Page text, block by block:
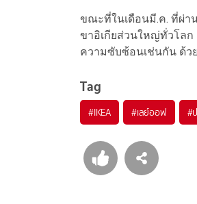
ขณะที่ในเดือนมี.ค. ที่ผ่า
ขาอิเกียส่วนใหญ่ทั่วโลก
ความซับซ้อนเช่นกัน ด้ว
Tag
#IKEA #เลย์ออฟ #